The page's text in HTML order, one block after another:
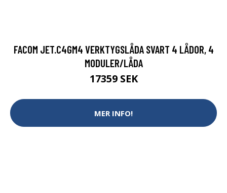
FACOM JET.C4GM4 VERKTYGSLÅDA SVART 4 LÅDOR, 4
MODULER/LÅDA
17359 SEK
MER INFO!